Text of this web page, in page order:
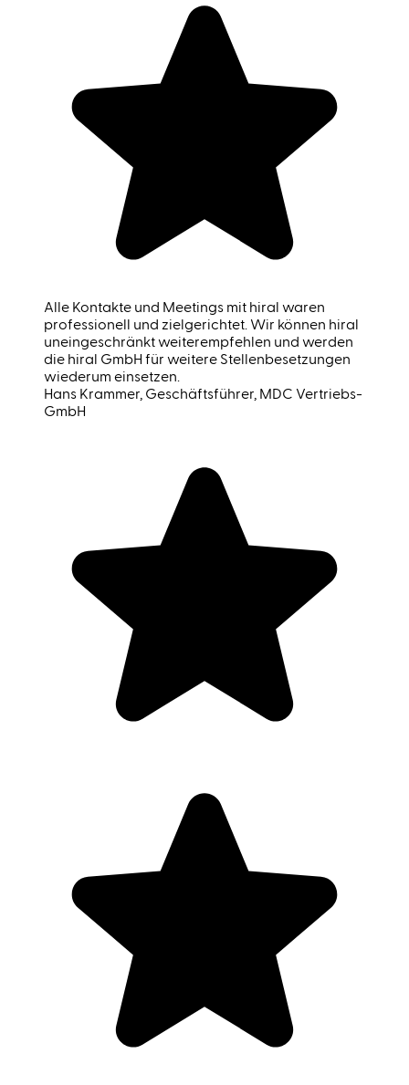
Alle Kontakte und Meetings mit hiral waren
professionell und zielgerichtet. Wir können hiral
uneingeschränkt weiterempfehlen und werden
die hiral GmbH für weitere Stellenbesetzungen
wiederum einsetzen.
Hans Krammer, Geschäftsführer, MDC Vertriebs-
GmbH